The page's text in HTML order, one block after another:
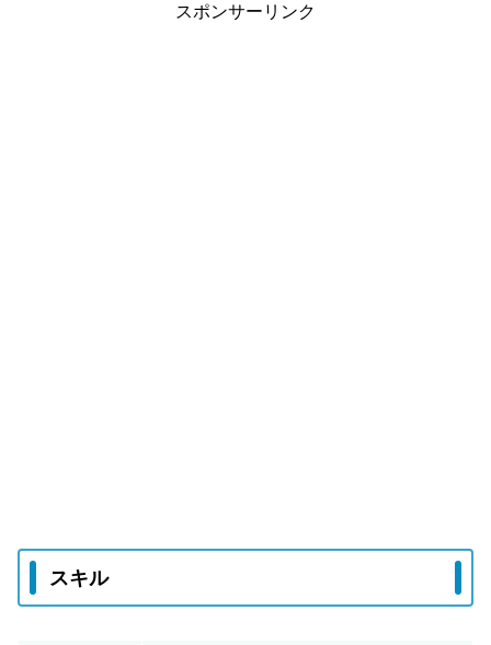
スポンサーリンク
スキル